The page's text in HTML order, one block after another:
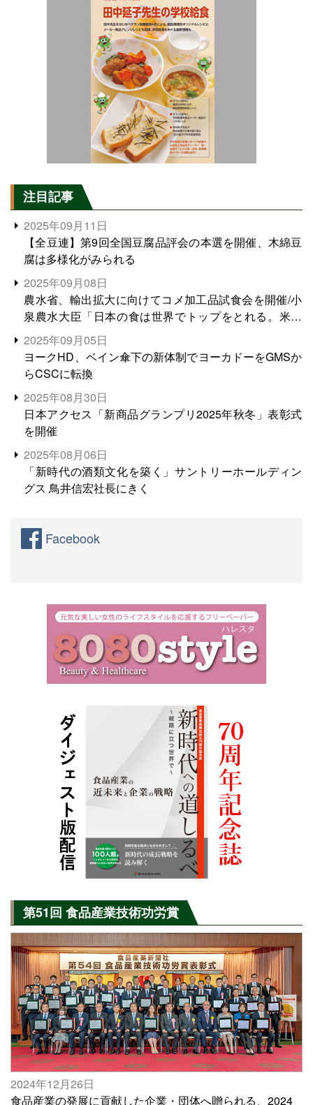
注目記事
2025年09月11日
【全豆連】第9回全国豆腐品評会の本選を開催、木綿豆
腐は多様化がみられる
2025年09月08日
農水省、輸出拡大に向けてコメ加工品試食会を開催/小
泉農水大臣「日本の食は世界でトップをとれる。米増
産に向けて、米輸出需要の拡大を」
2025年09月05日
ヨークHD、ベイン傘下の新体制でヨーカドーをGMSか
らCSCに転換
2025年08月30日
日本アクセス「新商品グランプリ2025年秋冬」表彰式
を開催
2025年08月06日
「新時代の酒類文化を築く」サントリーホールディン
グス 鳥井信宏社長にきく
Facebook
第51回 食品産業技術功労賞
2024年12月26日
食品産業の発展に貢献した企業・団体へ贈られる、2024